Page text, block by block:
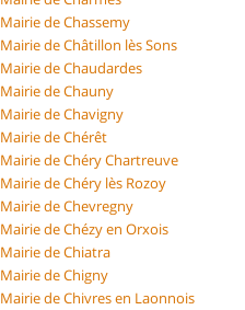
Mairie de Chassemy
Mairie de Châtillon lès Sons
Mairie de Chaudardes
Mairie de Chauny
Mairie de Chavigny
Mairie de Chérêt
Mairie de Chéry Chartreuve
Mairie de Chéry lès Rozoy
Mairie de Chevregny
Mairie de Chézy en Orxois
Mairie de Chiatra
Mairie de Chigny
Mairie de Chivres en Laonnois